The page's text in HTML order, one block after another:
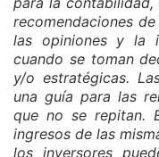
recomendaciones
las opiniones y la
cuando se toman
y/o estratégicas.
una guía para las
que no se repitan.
ingresos de las
los inversores